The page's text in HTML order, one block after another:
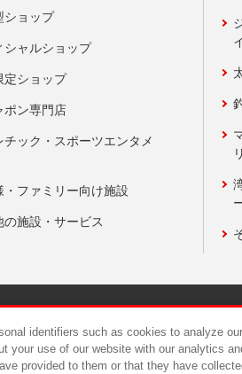
ショップ
シャルショップ
定ショップ
ポン専門店
チック・スポーツエンタメ
・ファミリー向け施設
の施設・サービス
食品の
identifiers such as cookies to analyze
your use of our website with our analytics
provided to them or that they have